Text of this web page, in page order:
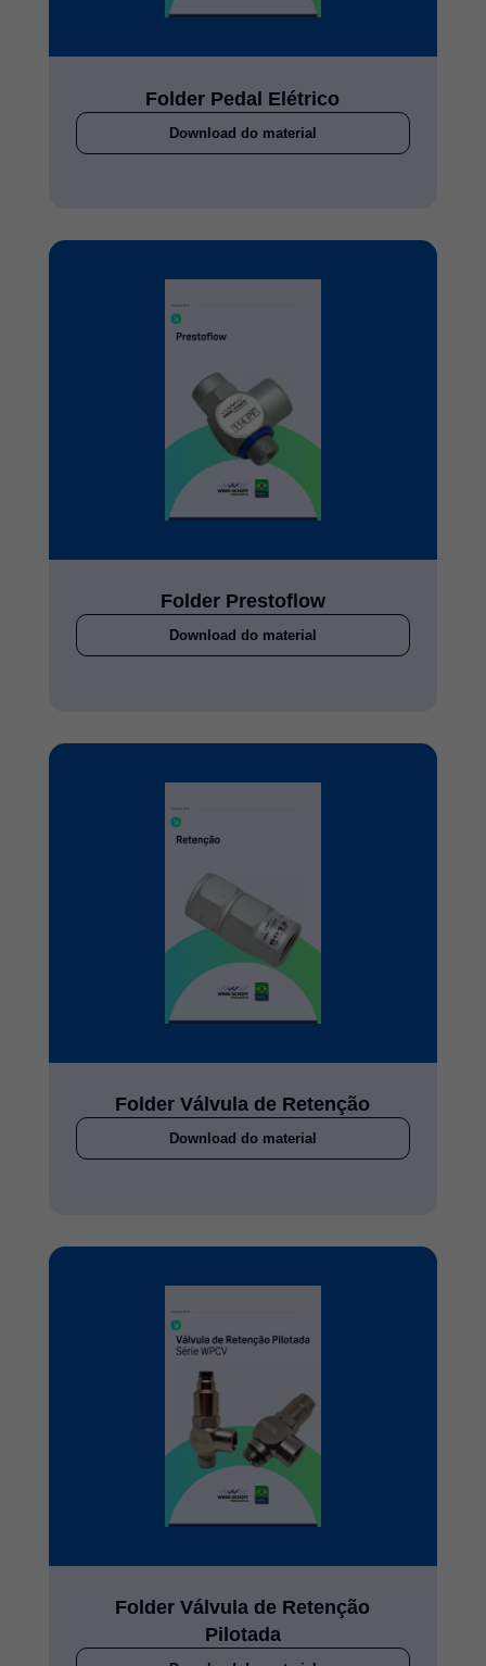
Folder Pedal Elétrico
Download do material
Folder Prestoflow
Download do material
Folder Válvula de Retenção
Download do material
Folder Válvula de Retenção
Pilotada